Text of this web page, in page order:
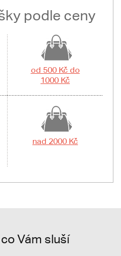
podle ceny
od 500 Kč do
1000 Kč
nad 2000 Kč
Vám sluší